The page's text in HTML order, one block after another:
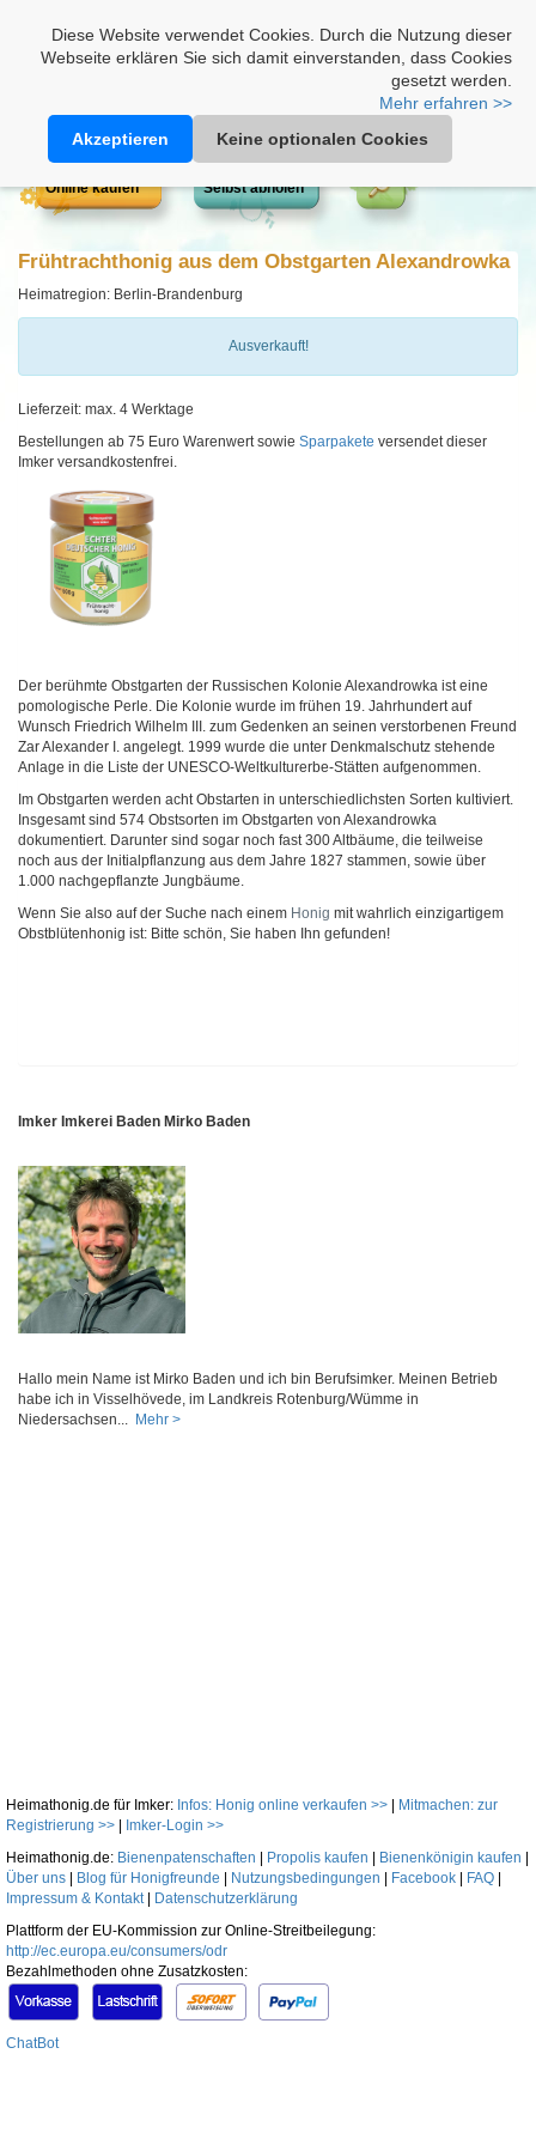
Diese Website verwendet Cookies. Durch die Nutzung dieser
Webseite erklären Sie sich damit einverstanden, dass Cookies
gesetzt werden.
Mehr erfahren >>
Akzeptieren
Keine optionalen Cookies
Online kaufen Selbst abholen
Frühtrachthonig aus dem Obstgarten Alexandrowka
Heimatregion: Berlin-Brandenburg
Ausverkauft!
Lieferzeit: max. 4 Werktage
Bestellungen ab 75 Euro Warenwert sowie Sparpakete versendet dieser
Imker versandkostenfrei.
Der berühmte Obstgarten der Russischen Kolonie Alexandrowka ist eine
pomologische Perle. Die Kolonie wurde im frühen 19. Jahrhundert auf
Wunsch Friedrich Wilhelm III. zum Gedenken an seinen verstorbenen Freund
Zar Alexander I. angelegt. 1999 wurde die unter Denkmalschutz stehende
Anlage in die Liste der UNESCO-Weltkulturerbe-Stätten aufgenommen.
Im Obstgarten werden acht Obstarten in unterschiedlichsten Sorten kultiviert.
Insgesamt sind 574 Obstsorten im Obstgarten von Alexandrowka
dokumentiert. Darunter sind sogar noch fast 300 Altbäume, die teilweise
noch aus der Initialpflanzung aus dem Jahre 1827 stammen, sowie über
1.000 nachgepflanzte Jungbäume.
Wenn Sie also auf der Suche nach einem Honig mit wahrlich einzigartigem
Obstblütenhonig ist: Bitte schön, Sie haben Ihn gefunden!
Imker Imkerei Baden Mirko Baden
Hallo mein Name ist Mirko Baden und ich bin Berufsimker. Meinen Betrieb
habe ich in Visselhövede, im Landkreis Rotenburg/Wümme in
Niedersachsen... Mehr >
Heimathonig.de für Imker: Infos: Honig online verkaufen >>
Mitmachen: zur
Registrierung >>
Imker-Login >>
Heimathonig.de: Bienenpatenschaften Propolis kaufen Bienenkönigin kaufen
Über uns
Blog für Honigfreunde Nutzungsbedingungen Facebook FAQ
Impressum & Kontakt|
Datenschutzerklärung
Plattform der EU-Kommission zur Online-Streitbeilegung:
http://ec.europa.eu/consumers/odr
Bezahlmethoden ohne Zusatzkosten:
ChatBot